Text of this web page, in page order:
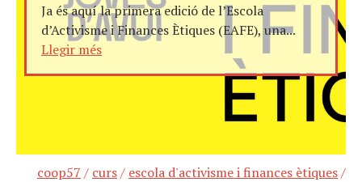
Ja és aquí la primera edició de l’Escola
d’Activisme i Finances Ètiques (EAFE), una...
Llegir més
coop57 / curs/ escola d'activisme i finances ètiques/